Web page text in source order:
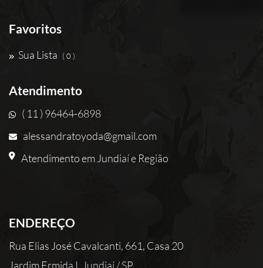
Favoritos
Sua Lista ( 0 )
Atendimento
( 11 ) 96464-6898
alessandratoyoda@gmail.com
Atendimento em Jundiaí e Região
ENDEREÇO
Rua Elias José Cavalcanti, 661, Casa 20
Jardim Ermida I, Jundiaí / SP